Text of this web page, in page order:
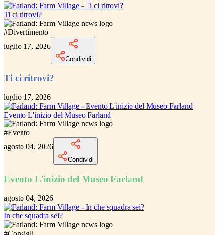
Ti ci ritrovi?
#Divertimento
luglio 17, 2026
Condividi
Ti ci ritrovi?
luglio 17, 2026
Evento L'inizio del Museo Farland
#Evento
agosto 04, 2026
Condividi
Evento L'inizio del Museo Farland
agosto 04, 2026
In che squadra sei?
#Consigli